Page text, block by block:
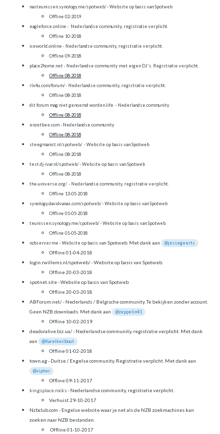
nasteunissen.synology.me/spotweb/- Website op basis van Spotweb
Offline 02-2019
eagleforce.online - Nederlandse community, registratie verplicht.
Offline 10-2018
iceworld.online - Nederlandse community, registratie verplicht.
Offline 09-2018
place2home.net- Nederlandse community met eigen DJ's. Registratie verplicht.
Offline 08-2018
rlx4u.com/forum/- Nederlandse community, registratie verplicht.
Offline 08-2018
dit forum mag niet genoemd worden.life - Nederlandse community
Offline 08-2018
enzetbee.com- Nederlandse community
Offline 08-2018
steegmanict.nl/spotweb/- Website op basis van Spotweb
Offline 08-2018
test.dj-ivar.nl/spotweb/- Website op basis van Spotweb
Offline 08-2018
the-universe.org/ - Nederlandse community, registratie verplicht.
Offline 13-05-2018
synology.davidvanas.com/spotweb/ - Website op basis van Spotweb
Offline 01-05-2018
teunissen.synology.me/spotweb/- Website op basis van Spotweb.
Offline 01-05-2018
nzbserver.me -Website op basis van Spotweb. Met dank aan @jessegeerts
Offline 01-04-2018
login.rwillems.nl/spotweb/- Website op basis van Spotweb.
Offline 20-03-2018
spotnet.site- Website op basis van Spotweb
Offline 20-03-2018
ABForum.net/- Nederlands / Belgische community. Te bekijken zonder account.
Geen NZB downloads. Met dank aan
@zeppelin41
Offline 10-02-2019
deadoralive.biz.ua/- Nederlandse community, registratie verplicht. Met dank
aan
@Karelkeilbout
Offline 01-02-2018
town.ag- Duitse / Engelse community, Registratie verplicht. Met dank aan
@xipher
Offline 09-11-2017
kingsplace.rocks- Nederlandse community, registratie verplicht.
Verhuist 29-10-2017
Nzbclub.com - Engelse website waar je net als de NZB zoekmachines kan
zoeken naar NZB bestanden.
Offline 01-10-2017